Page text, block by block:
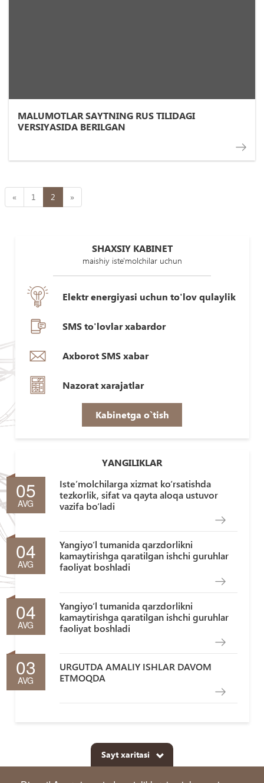
MALUMOTLAR SAYTNING RUS TILIDAGI
VERSIYASIDA BERILGAN
« 1 2 »
SHAXSIY KABINET
maishiy iste'molchilar uchun
Elektr energiyasi uchun to'lov qulaylik
SMS to'lovlar xabardor
Axborot SMS xabar
Nazorat xarajatlar
Kabinetga o`tish
YANGILIKLAR
05
AVG
Iste’molchilarga xizmat ko‘rsatishda
tezkorlik, sifat va qayta aloqa ustuvor
vazifa bo‘ladi
04
AVG
Yangiyo‘l tumanida qarzdorlikni
kamaytirishga qaratilgan ishchi guruhlar
faoliyat boshladi
04
AVG
Yangiyo‘l tumanida qarzdorlikni
kamaytirishga qaratilgan ishchi guruhlar
faoliyat boshladi
03
AVG
URGUTDA AMALIY ISHLAR DAVOM
ETMOQDA
Sayt xaritasi